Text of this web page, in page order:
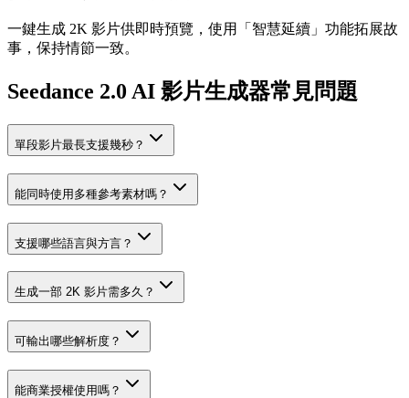
一鍵生成 2K 影片供即時預覽，使用「智慧延續」功能拓展故
事，保持情節一致。
Seedance 2.0 AI 影片生成器常見問題
單段影片最長支援幾秒？
能同時使用多種參考素材嗎？
支援哪些語言與方言？
生成一部 2K 影片需多久？
可輸出哪些解析度？
能商業授權使用嗎？